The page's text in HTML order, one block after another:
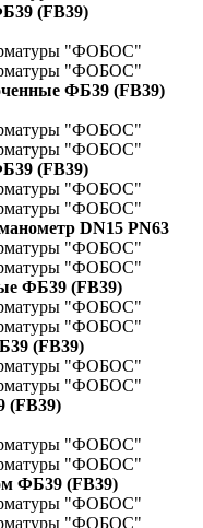
(FB39)
ФБ39 (FB39)
(FB39)
DN15 PN63
ФБ39 (FB39)
(FB39)
(FB39)
ФБ39 (FB39)